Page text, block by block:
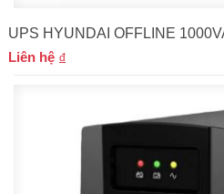
UPS HYUNDAI OFFLINE
Liên hệ